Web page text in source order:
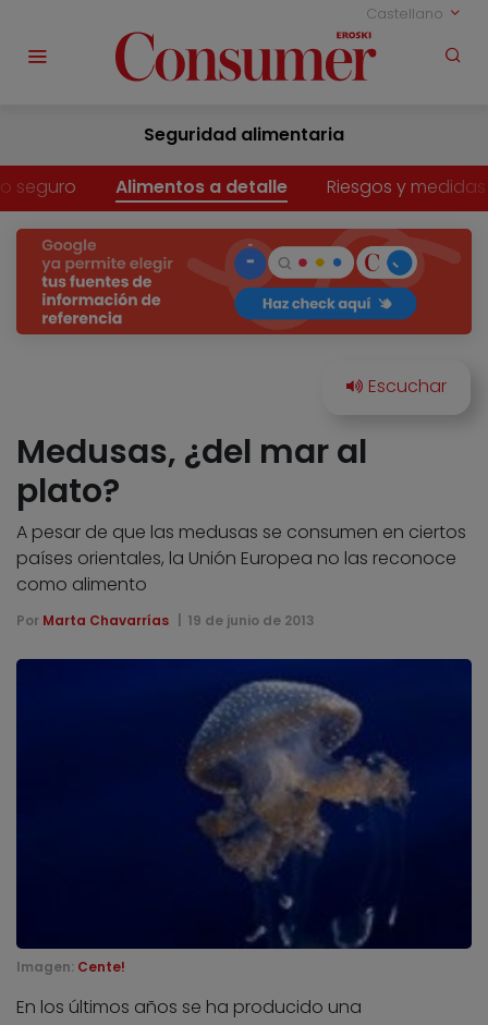
Castellano
Seguridad alimentaria
seguro Alimentos a detalle Riesgos y medidas
Medusas, ¿del mar al
plato?
A pesar de que las medusas se consumen en ciertos
países orientales, la Unión Europea no las reconoce
como alimento
Por Marta Chavarrías 19 de junio de 2013
Imagen: Cente!
En los últimos años se ha producido una